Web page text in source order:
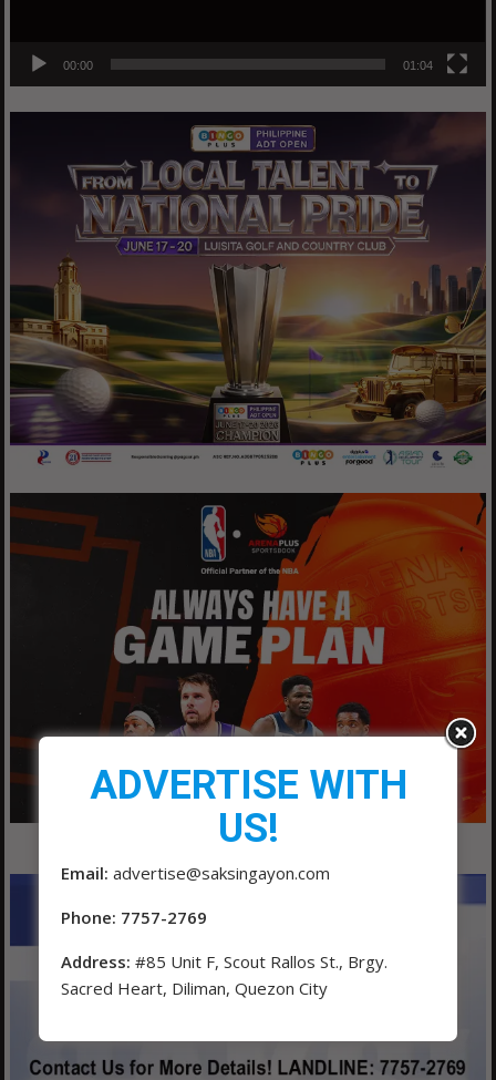
00:00 01:04
ADVERTISE WITH
US!
Email: advertise@saksingayon.com
Phone: 7757-2769
Address: #85 Unit F, Scout Rallos St., Brgy.
Sacred Heart, Diliman, Quezon City